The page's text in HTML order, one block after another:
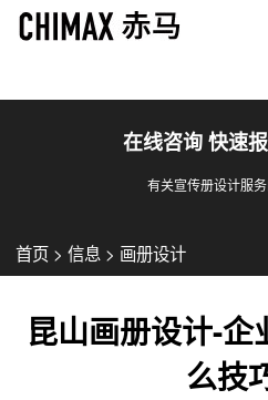
在线咨询 快速
有关宣传册设计服
首页 > 信息 > 画册设计
昆山画册设计-
么技